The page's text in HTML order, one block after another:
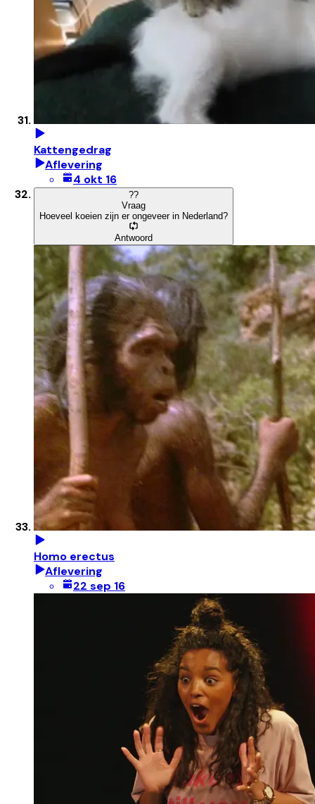
Kattengedrag
Aflevering
4 okt 16
??
Vraag
Hoeveel koeien zijn er ongeveer in Nederland?
Antwoord
Homo erectus
Aflevering
22 sep 16